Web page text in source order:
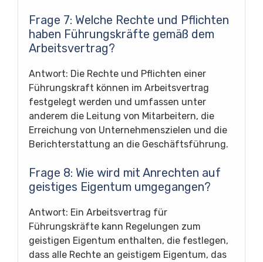
Frage 7: Welche Rechte und Pflichten
haben Führungskräfte gemäß dem
Arbeitsvertrag?
Antwort: Die Rechte und Pflichten einer
Führungskraft können im Arbeitsvertrag
festgelegt werden und umfassen unter
anderem die Leitung von Mitarbeitern, die
Erreichung von Unternehmenszielen und die
Berichterstattung an die Geschäftsführung.
Frage 8: Wie wird mit Anrechten auf
geistiges Eigentum umgegangen?
Antwort: Ein Arbeitsvertrag für
Führungskräfte kann Regelungen zum
geistigen Eigentum enthalten, die festlegen,
dass alle Rechte an geistigem Eigentum, das